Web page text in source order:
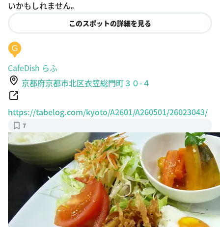
このスポットの詳細を見る
CafeDish らふ
京都府京都市北区衣笠総門町３０-４
https://tabelog.com/kyoto/A2601/A260501/26023043/